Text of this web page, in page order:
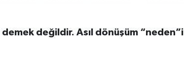
değildir. Asıl dönüşüm “neden”i